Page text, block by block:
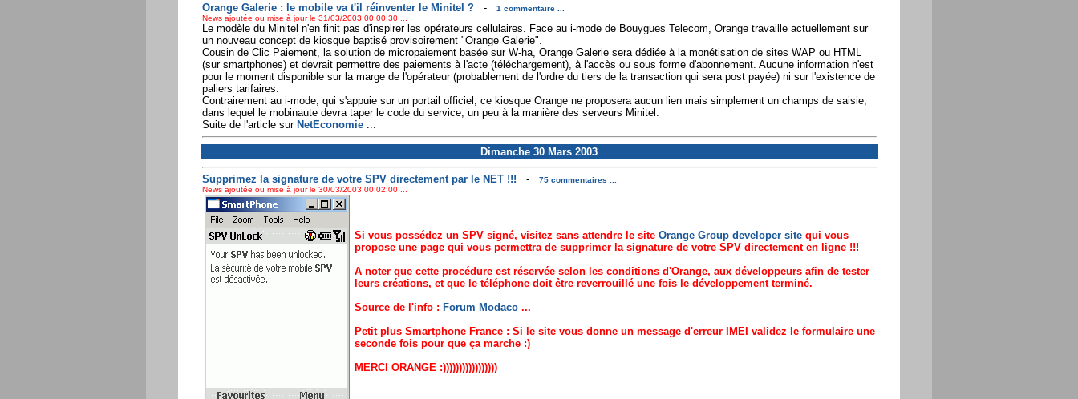
Orange Galerie : le mobile va t'il réinventer le Minitel ?-
1 commentaire ...
News ajoutée ou mise à jour le 31/03/2003 00:00:30 ...
Le modèle du Minitel n'en finit pas d'inspirer les opérateurs cellulaires. Face au i-mode de Bouygues Telecom, Orange travaille actuellement sur
un nouveau concept de kiosque baptisé provisoirement "Orange Galerie".
Cousin de Clic Paiement, la solution de micropaiement basée sur W-ha, Orange Galerie sera dédiée à la monétisation de sites WAP ou HTML
(sur smartphones) et devrait permettre des paiements à l'acte (téléchargement), à l'accès ou sous forme d'abonnement. Aucune information n'est
pour le moment disponible sur la marge de l'opérateur (probablement de l'ordre du tiers de la transaction qui sera post payée) ni sur l'existence de
paliers tarifaires.
Contrairement au i-mode, qui s'appuie sur un portail officiel, ce kiosque Orange ne proposera aucun lien mais simplement un champs de saisie,
dans lequel le mobinaute devra taper le code du service, un peu à la manière des serveurs Minitel.
Suite de l'article sur NetEconomie...
Dimanche 30 Mars 2003
Supprimez la signature de votre SPV directement par le NET !!! -
75 commentaires ...
News ajoutée ou mise à jour le 30/03/2003 00:02:00 ...
Si vous possédez un SPV signé, visitez sans attendre le site Orange Group developer sitequi vous
propose une page qui vous permettra de supprimer la signature de votre SPV directement en ligne !!!
A noter que cette procédure est réservée selon les conditions d'Orange, aux développeurs afin de tester
leurs créations, et que le téléphone doit être reverrouillé une fois le développement terminé.
Source de l'info : Forum Modaco...
Petit plus Smartphone France : Si le site vous donne un message d'erreur IMEI validez le formulaire une
seconde fois pour que ça marche :)
MERCI ORANGE :)))))))))))))))))